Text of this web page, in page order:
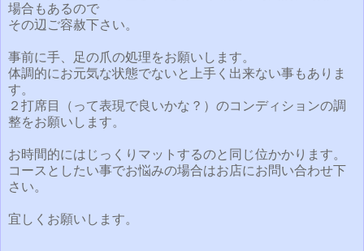
場合もあるので
その辺ご容赦下さい。
事前に手、足の爪の処理をお願いします。
体調的にお元気な状態でないと上手く出来ない事もありま
す。
２打席目（って表現で良いかな？）のコンディションの調
整をお願いします。
お時間的にはじっくりマットするのと同じ位かかります。
コースとしたい事でお悩みの場合はお店にお問い合わせ下
さい。
宜しくお願いします。